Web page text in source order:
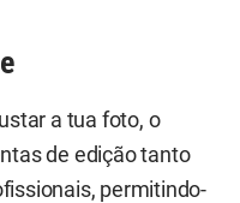
a tua foto, o
de edição tanto
permitindo-